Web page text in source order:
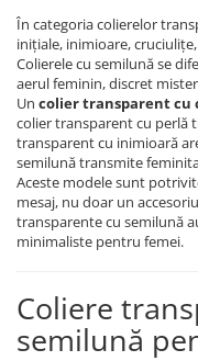
În categoria colierelor
inițiale, inimioare,
Colierele cu semilună se
aerul feminin, discret
Un colier transparent cu
colier transparent cu perlă
transparent cu inimioară
semilună transmite
Aceste modele sunt
mesaj, nu doar un
transparente cu semilună
minimaliste pentru femei.
Coliere
semilună